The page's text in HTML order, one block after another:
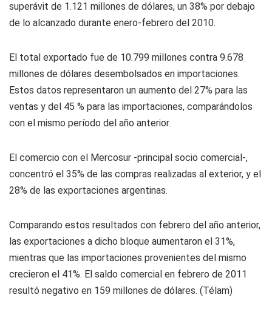
superávit de 1.121 millones de dólares, un 38% por debajo
de lo alcanzado durante enero-febrero del 2010.
El total exportado fue de 10.799 millones contra 9.678
millones de dólares desembolsados en importaciones.
Estos datos representaron un aumento del 27% para las
ventas y del 45 % para las importaciones, comparándolos
con el mismo período del año anterior.
El comercio con el Mercosur -principal socio comercial-,
concentró el 35% de las compras realizadas al exterior, y el
28% de las exportaciones argentinas.
Comparando estos resultados con febrero del año anterior,
las exportaciones a dicho bloque aumentaron el 31%,
mientras que las importaciones provenientes del mismo
crecieron el 41%. El saldo comercial en febrero de 2011
resultó negativo en 159 millones de dólares. (Télam)